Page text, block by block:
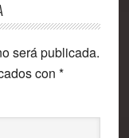
será publicada.
con *